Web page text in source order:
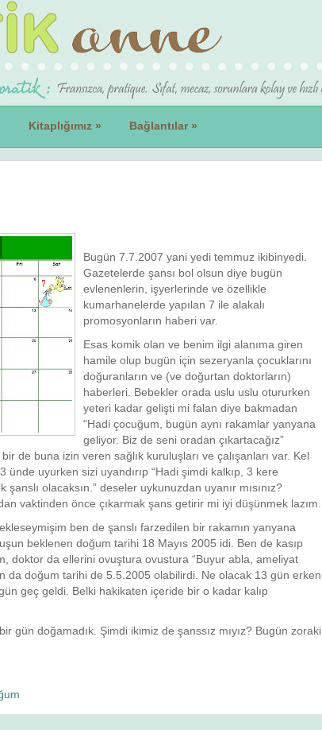
Kitaplığımız » Bağlantılar»
Bugün 7.7.2007 yani yedi temmuz ikibinyedi.
Gazetelerde şansı bol olsun diye bugün
evlenenlerin, işyerlerinde ve özellikle
kumarhanelerde yapılan 7 ile alakalı
promosyonların haberi var.
Esas komik olan ve benim ilgi alanıma giren
hamile olup bugün için sezeryanla çocuklarını
doğuranların ve (ve doğurtan doktorların)
haberleri. Bebekler orada uslu uslu otururken
yeteri kadar gelişti mi falan diye bakmadan
“Hadi çocuğum, bugün aynı rakamlar yanyana
geliyor. Biz de seni oradan çıkartacağız”
de buna izin veren sağlık kuruluşları ve çalışanları var. Kel
uyurken sizi uyandırıp “Hadi şimdi kalkıp, 3 kere
olacaksın.” deseler uykunuzdan uyanır mısınız?
vaktinden önce çıkarmak şans getirir mi iyi düşünmek lazım.
ben de şanslı farzedilen bir rakamın yanyana
beklenen doğum tarihi 18 Mayıs 2005 idi. Ben de kasıp
doktor da ellerini ovuştura ovustura “Buyur abla, ameliyat
da doğum tarihi de 5.5.2005 olabilirdi. Ne olacak 13 gün erken
geç geldi. Belki hakikaten içeride bir o kadar kalıp
gün doğamadık. Şimdi ikimiz de şanssız mıyız? Bugün zoraki